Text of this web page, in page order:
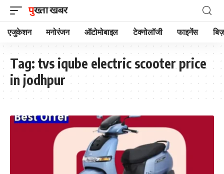
एजुकेशन मनोरंजन ऑटोमोबाइल टेक्नोलॉजी फाइनेंस
Tag: tvs iqube electric scooter price
in jodhpur